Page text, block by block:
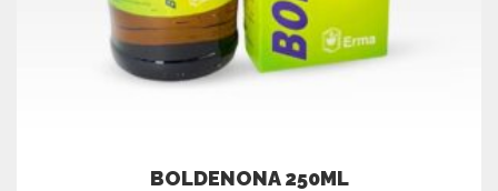
BOLDENONA 250ML